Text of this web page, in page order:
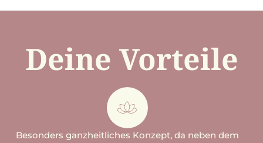
Deine Vorteile
Besonders ganzheitliches Konzept, da neben dem